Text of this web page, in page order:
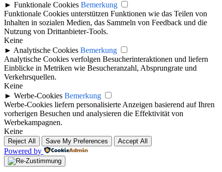
► Funktionale Cookies Bemerkung
Funktionale Cookies unterstützen Funktionen wie das Teilen von
Inhalten in sozialen Medien, das Sammeln von Feedback und die
Nutzung von Drittanbieter-Tools.
Keine
► Analytische Cookies Bemerkung
Analytische Cookies verfolgen Besucherinteraktionen und liefern
Einblicke in Metriken wie Besucheranzahl, Absprungrate und
Verkehrsquellen.
Keine
► Werbe-Cookies Bemerkung
Werbe-Cookies liefern personalisierte Anzeigen basierend auf Ihren
vorherigen Besuchen und analysieren die Effektivität von
Werbekampagnen.
Keine
Reject All Save My Preferences Accept All
Powered by